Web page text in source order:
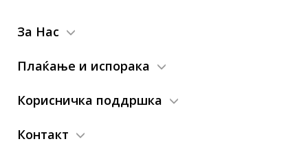
За Нас
Плаќање и испорака
Корисничка поддршка
Контакт